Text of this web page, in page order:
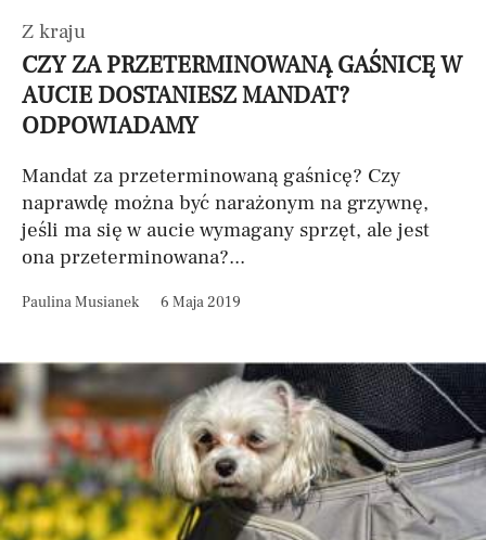
Z kraju
CZY ZA PRZETERMINOWANĄ GAŚNICĘ W
AUCIE DOSTANIESZ MANDAT?
ODPOWIADAMY
Mandat za przeterminowaną gaśnicę? Czy
naprawdę można być narażonym na grzywnę,
jeśli ma się w aucie wymagany sprzęt, ale jest
ona przeterminowana?...
Paulina Musianek 6 Maja 2019